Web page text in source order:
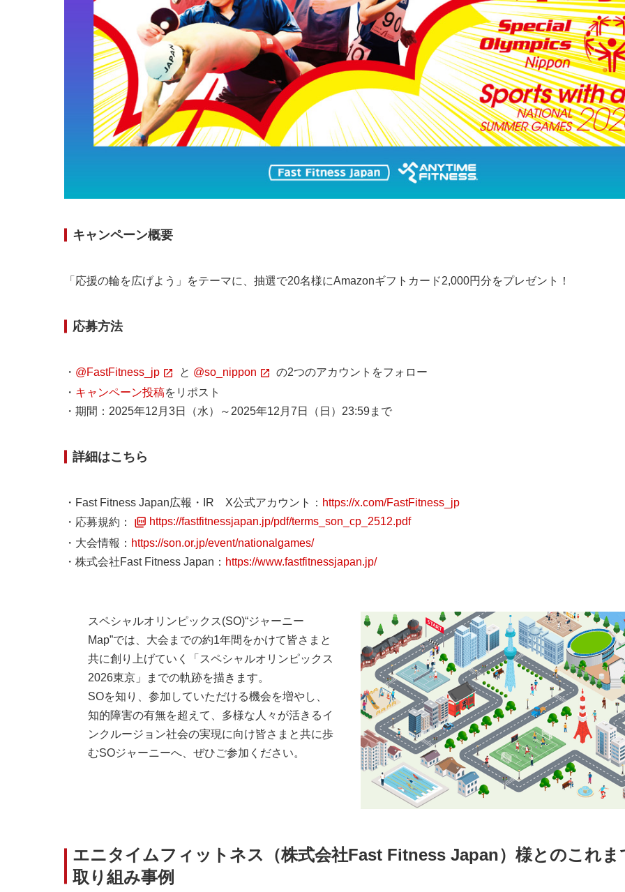
キャンペーン概要
「応援の輪を広げよう」をテーマに、抽選で20名様にAmazonギフトカード2,000円分をプレゼント！
応募方法
・ @FastFitness_jp と @so_nippon
の2つのアカウントをフォロー
・ キャンペーン投稿をリポスト
・期間：2025年12月3日（水）～2025年12月7日（日）23:59まで
詳細はこちら
・Fast Fitness Japan広報・IR X公式アカウント： https://x.com/FastFitness_jp
・応募規約：
https://fastfitnessjapan.jp/pdf/terms_son_cp_2512.pdf
・大会情報： https://son.or.jp/event/nationalgames/
・株式会社Fast Fitness Japan： https://www.fastfitnessjapan.jp/
スペシャルオリンピックス(SO)“ジャーニー
Map”では、大会までの約1年間をかけて皆さまと
共に創り上げていく「スペシャルオリンピックス
2026東京」までの軌跡を描きます。
SOを知り、参加していただける機会を増やし、
知的障害の有無を超えて、多様な人々が活きるイ
ンクルージョン社会の実現に向け皆さまと共に歩
むSOジャーニーへ、ぜひご参加ください。
エニタイムフィットネス（株式会社Fast Fitness Japan）様とのこれま
取り組み事例